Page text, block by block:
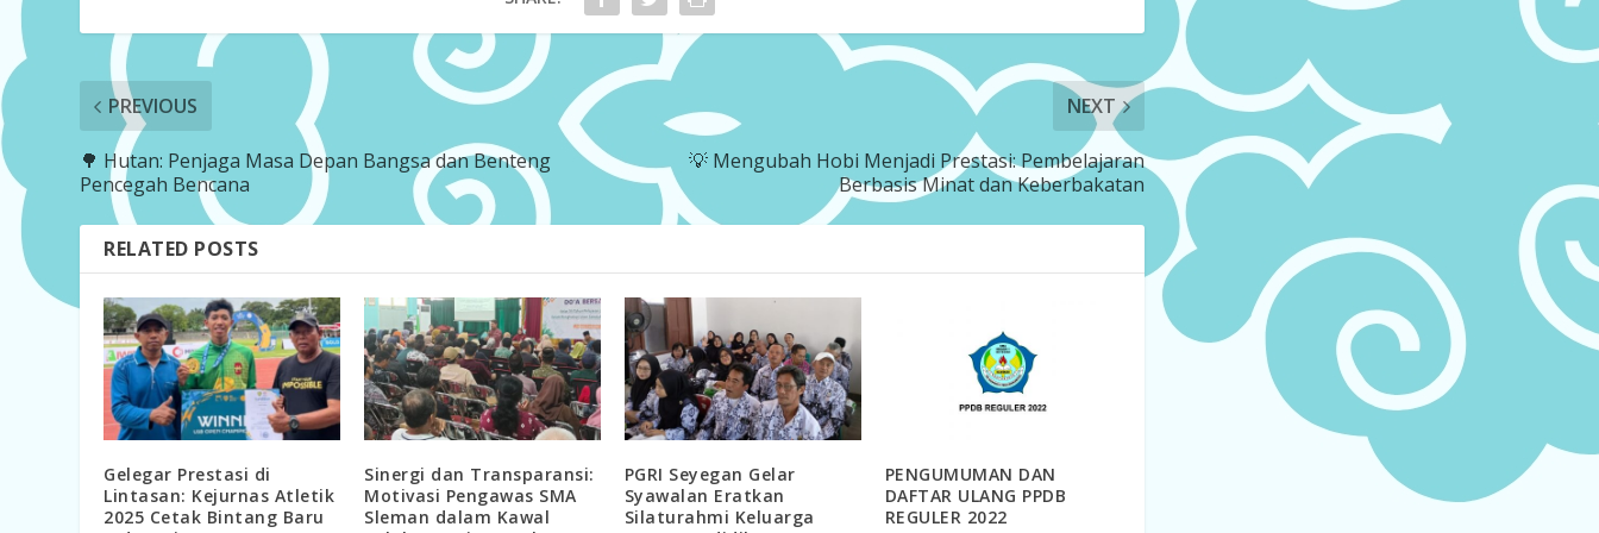
PREVIOUS
🌳 Hutan: Penjaga Masa Depan Bangsa dan Benteng
Pencegah Bencana
NEXT
💡 Mengubah Hobi Menjadi Prestasi: Pembelajaran
Berbasis Minat dan Keberbakatan
RELATED POSTS
Gelegar Prestasi di
Lintasan: Kejurnas Atletik
2025 Cetak Bintang Baru
Sinergi dan Transparansi:
Motivasi Pengawas SMA
Sleman dalam Kawal
PGRI Seyegan Gelar
Syawalan Eratkan
Silaturahmi Keluarga
PENGUMUMAN DAN
DAFTAR ULANG PPDB
REGULER 2022